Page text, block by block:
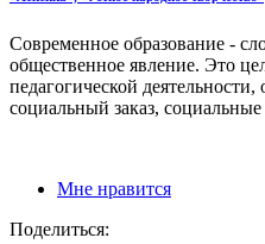
Современное образование -
общественное явление. Это
педагогической
социальный заказ,
Мне нравится
Поделиться: